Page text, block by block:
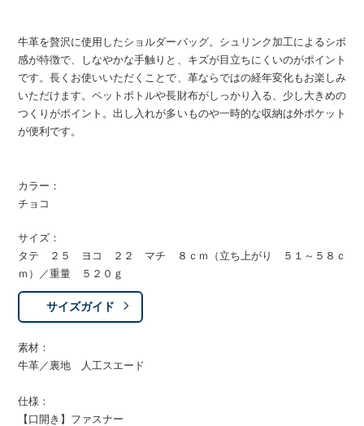
牛革を贅沢に使用したショルダーバッグ。シュリンク加工によるシボ
感が特徴で、しなやかな手触りと、キズが目立ちにくいのがポイント
です。長くお使いいただくことで、革ならではの経年変化もお楽しみ
いただけます。ペットボトルや長財布がしっかり入る、少し大きめの
つくりがポイント。出し入れが多いものや一時的な収納は外ポケット
が便利です。
カラー：
チョコ
サイズ：
タテ ２５ ヨコ ２２ マチ ８ｃｍ（立ち上がり ５１～５８ｃ
ｍ）／重量 ５２０ｇ
サイズガイド
素材：
牛革／裏地 人工スエード
仕様：
【口開き】ファスナー